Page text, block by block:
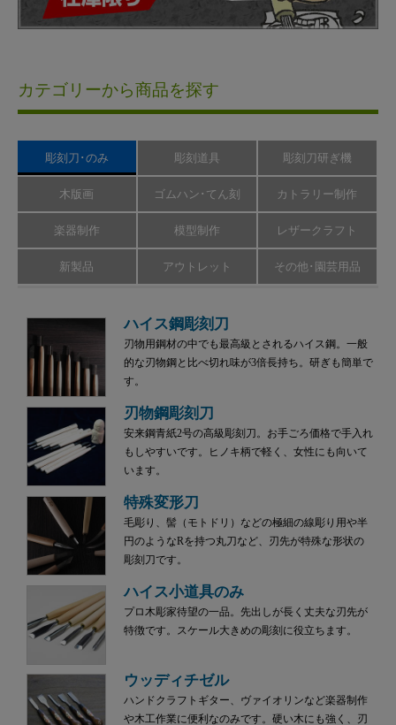
カテゴリーから商品を探す
彫刻刀･のみ 彫刻道具 彫刻刀研ぎ機
木版画 ゴムハン･てん刻 カトラリー制作
楽器制作 模型制作 レザークラフト
新製品 アウトレット その他･園芸用品
ハイス鋼彫刻刀
刃物用鋼材の中でも最高級とされるハイス鋼。一般
的な刃物鋼と比べ切れ味が3倍長持ち。研ぎも簡単で
す。
刃物鋼彫刻刀
安来鋼青紙2号の高級彫刻刀。お手ごろ価格で手入れ
もしやすいです。ヒノキ柄で軽く、女性にも向いて
います。
特殊変形刀
毛彫り、髻（モトドリ）などの極細の線彫り用や半
円のようなRを持つ丸刀など、刃先が特殊な形状の
彫刻刀です。
ハイス小道具のみ
プロ木彫家待望の一品。先出しが長く丈夫な刃先が
特徴です。スケール大きめの彫刻に役立ちます。
ウッディチゼル
ハンドクラフトギター、ヴァイオリンなど楽器制作
や木工作業に便利なのみです。硬い木にも強く、刃